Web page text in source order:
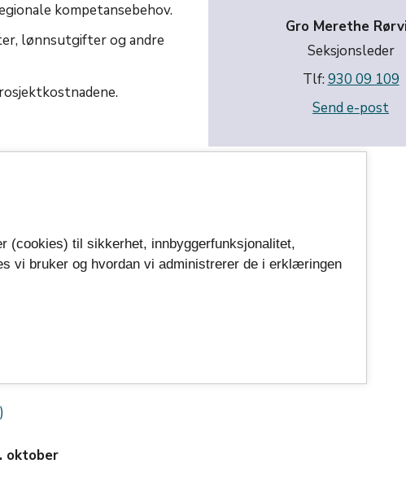
kompetansebehov.
lønnsutgifter og andre
oktober
Gro Merethe
Seksjonsleder
Tlf: 930 09 109
Send e-post
(cookies) til sikkerhet, innbyggerfunksjonalitet,
vi bruker og hvordan vi administrerer de i erklæringen